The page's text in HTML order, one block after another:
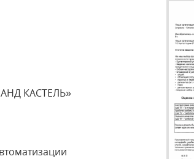
«ГРАНД КАСТЕЛЬ»